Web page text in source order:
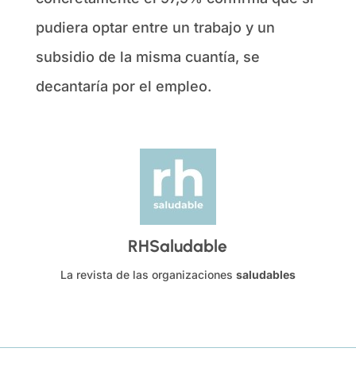
pudiera optar entre un trabajo y un
subsidio de la misma cuantía, se
decantaría por el empleo.
RHSaludable
La revista de las organizaciones saludables